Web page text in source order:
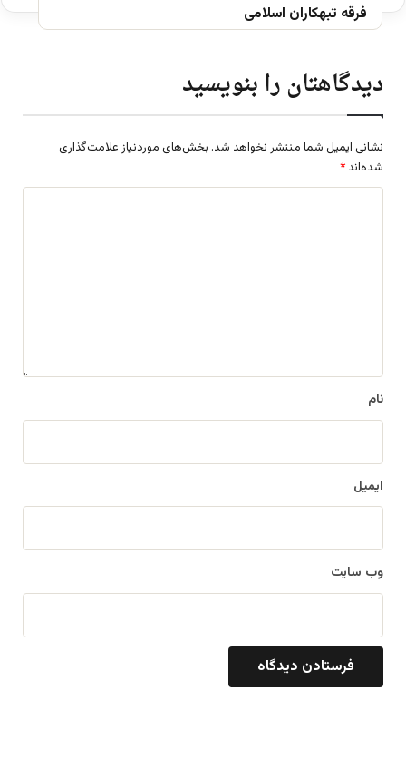
فرقه تبهکاران اسلامی
دیدگاهتان را بنویسید
نشانی ایمیل شما منتشر نخواهد شد. بخش‌های موردنیاز علامت‌گذاری
شده‌اند *
نام
ایمیل
وب‌ سایت